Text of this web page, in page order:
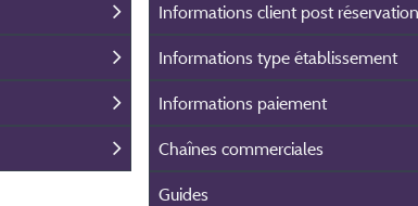
Informations client post réservation
Informations type établissement
Informations paiement
Chaînes commerciales
Guides